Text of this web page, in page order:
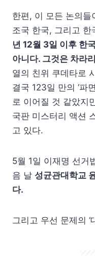
한편, 이 모든 논의들
조국 한국, 그리고 한
년 12월 3일 이후 한
아니다. 그것은 차라
열의 친위 쿠데타로
결국 123일 만의 ‘파
로 이어질 것 같았지
국판 미스터리 액션
고 있다.
5월 1일 이재명 선거
음 날 성균관대학교
다.
그리고 우선 문제의 ‘